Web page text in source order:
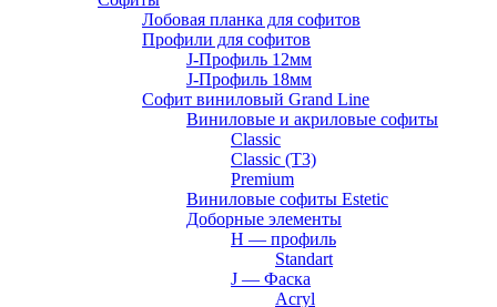
Лобовая планка для софитов
Профили для софитов
J-Профиль 12мм
J-Профиль 18мм
Софит виниловый Grand Line
Виниловые и акриловые софиты
Classic
Classic (T3)
Premium
Виниловые софиты Estetic
Доборные элементы
H — профиль
Standart
J — Фаска
Acryl